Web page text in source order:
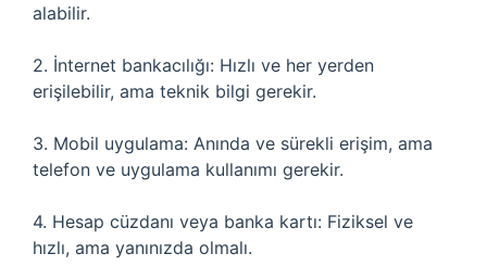
alabilir.
2. İnternet bankacılığı: Hızlı ve her yerden
erişilebilir, ama teknik bilgi gerekir.
3. Mobil uygulama: Anında ve sürekli erişim, ama
telefon ve uygulama kullanımı gerekir.
4. Hesap cüzdanı veya banka kartı: Fiziksel ve
hızlı, ama yanınızda olmalı.